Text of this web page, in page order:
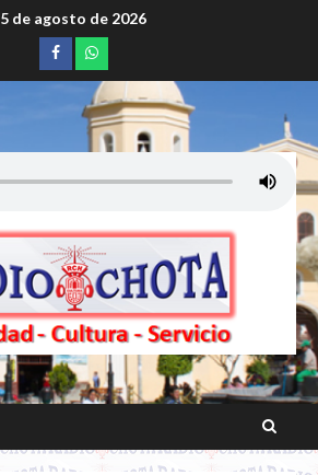
5 de agosto de 2026
Facebookwhatsapp